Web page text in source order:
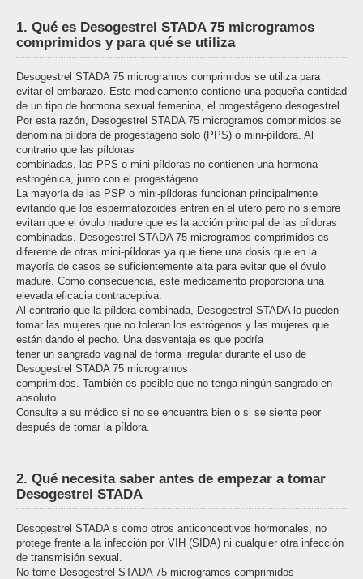
1. Qué es Desogestrel STADA 75 microgramos
comprimidos y para qué se utiliza
Desogestrel STADA 75 microgramos comprimidos se utiliza para
evitar el embarazo. Este medicamento contiene una pequeña cantidad
de un tipo de hormona sexual femenina, el progestágeno desogestrel.
Por esta razón, Desogestrel STADA 75 microgramos comprimidos se
denomina píldora de progestágeno solo (PPS) o mini-píldora. Al
contrario que las píldoras
combinadas, las PPS o mini-píldoras no contienen una hormona
estrogénica, junto con el progestágeno.
La mayoría de las PSP o mini-píldoras funcionan principalmente
evitando que los espermatozoides entren en el útero pero no siempre
evitan que el óvulo madure que es la acción principal de las píldoras
combinadas. Desogestrel STADA 75 microgramos comprimidos es
diferente de otras mini-píldoras ya que tiene una dosis que en la
mayoría de casos se suficientemente alta para evitar que el óvulo
madure. Como consecuencia, este medicamento proporciona una
elevada eficacia contraceptiva.
Al contrario que la píldora combinada, Desogestrel STADA lo pueden
tomar las mujeres que no toleran los estrógenos y las mujeres que
están dando el pecho. Una desventaja es que podría
tener un sangrado vaginal de forma irregular durante el uso de
Desogestrel STADA 75 microgramos
comprimidos. También es posible que no tenga ningún sangrado en
absoluto.
Consulte a su médico si no se encuentra bien o si se siente peor
después de tomar la píldora.
2. Qué necesita saber antes de empezar a tomar
Desogestrel STADA
Desogestrel STADA s como otros anticonceptivos hormonales, no
protege frente a la infección por VIH (SIDA) ni cualquier otra infección
de transmisión sexual.
No tome Desogestrel STADA 75 microgramos comprimidos